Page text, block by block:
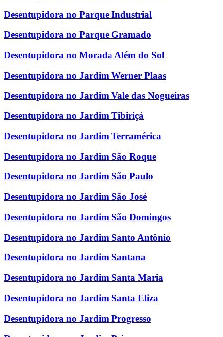
Desentupidora no Parque Industrial
Desentupidora no Parque Gramado
Desentupidora no Morada Além do Sol
Desentupidora no Jardim Werner Plaas
Desentupidora no Jardim Vale das Nogueiras
Desentupidora no Jardim Tibiriçá
Desentupidora no Jardim Terramérica
Desentupidora no Jardim São Roque
Desentupidora no Jardim São Paulo
Desentupidora no Jardim São José
Desentupidora no Jardim São Domingos
Desentupidora no Jardim Santo Antônio
Desentupidora no Jardim Santana
Desentupidora no Jardim Santa Maria
Desentupidora no Jardim Santa Eliza
Desentupidora no Jardim Progresso